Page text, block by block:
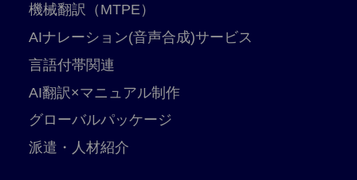
機械翻訳（MTPE）
AIナレーション(音声合成)サービス
言語付帯関連
AI翻訳×マニュアル制作
グローバルパッケージ
派遣・人材紹介